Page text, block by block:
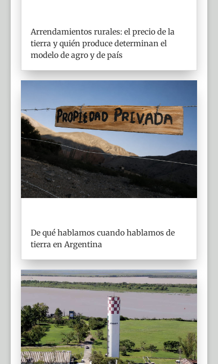
Arrendamientos rurales: el precio de la
tierra y quién produce determinan el
modelo de agro y de país
De qué hablamos cuando hablamos de
tierra en Argentina